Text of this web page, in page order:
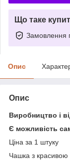
Що таке
Замовлення
Опис
Опис
Виробництво і
Є можливість
Ціна за 1 штуку
Чашка з красивою